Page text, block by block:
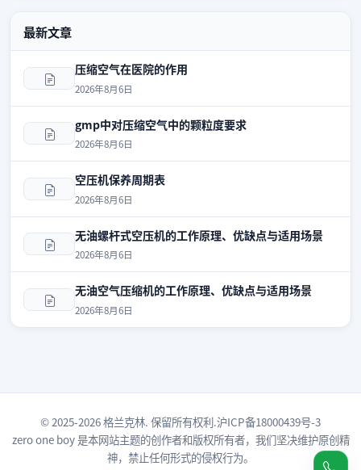
最新文章
压缩空气在医院的作用
2026年8月6日
gmp中对压缩空气中的颗粒度要求
2026年8月6日
空压机保养周期表
2026年8月6日
无油螺杆式空压机的工作原理、优缺点与适用场景
2026年8月6日
无油空气压缩机的工作原理、优缺点与适用场景
2026年8月6日
© 2025-2026 格兰克林. 保留所有权利.沪ICP备18000439号-3
zero one boy是本网站主题的创作者和版权所有者，我们坚决维护原创精
神，禁止任何形式的侵权行为。